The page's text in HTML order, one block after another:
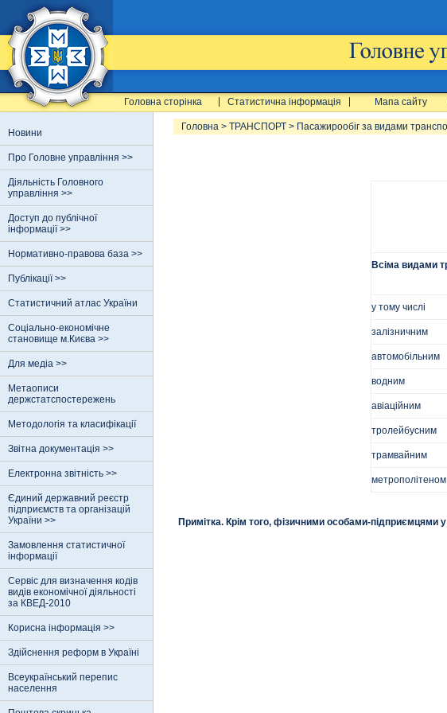
Головна сторінка Статистична інформація Мапа сайту
Новини
Про Головне управління >>
Діяльність Головного
управління >>
Доступ до публічної
інформації >>
Нормативно-правова база >>
Публікації >>
Статистичний атлас України
Соціально-економічне
становище м.Києва >>
Для медіа >>
Метаописи
держстатспостережень
Методологія та класифікації
Звітна документація >>
Електронна звітність >>
Єдиний державний реєстр
пiдприємств та органiзацiй
України >>
Замовлення статистичної
інформації
Сервіс для визначення кодів
видів економічної діяльності
за КВЕД-2010
Корисна інформація >>
Здійснення реформ в Україні
Всеукраїнський перепис
населення
Головна > ТРАНСПОРТ > Пасажирообіг за видами
Всіма видами
у тому числі
залізничним
автомобільним
водним
авіаційним
тролейбусним
трамвайним
метрополітеном
Примітка. Крім того, фізичними особами-підприємцями